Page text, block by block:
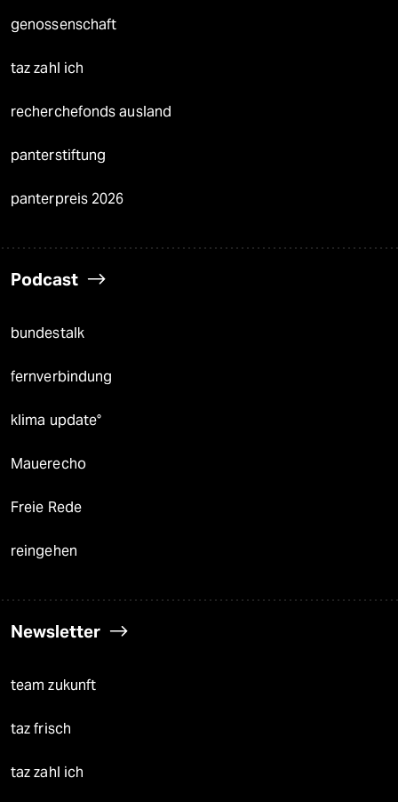
genossenschaft
taz zahl ich
recherchefonds ausland
panterstiftung
panterpreis 2026
Podcast
bundestalk
fernverbindung
klima update°
Mauerecho
Freie Rede
reingehen
Newsletter
team zukunft
taz frisch
taz zahl ich